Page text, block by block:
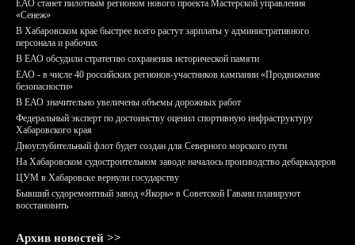
ЕАО станет пилотным регионом нового проекта Мастерской управления
«Сенеж»
В Хабаровском крае быстрее всего растут зарплаты у административного
персонала и рабочих
В ЕАО обсудили стратегию сохранения исторической памяти
ЕАО - в числе 40 российских регионов-участников кампании «Продвижение
безопасности»
В ЕАО значительно увеличены объемы дорожных работ
Федеральный эксперт по достоинству оценил спортивную инфраструктуру
Хабаровского края
Дноуглубительный флот будет создан для Северного морского пути
На Хабаровском судостроительном заводе началось производство дебаркадеров
ЦУМ в Хабаровске вернули государству
Бывший судоремонтный завод «Якорь» в Советской Гавани планируют
восстановить
Архив новостей >>